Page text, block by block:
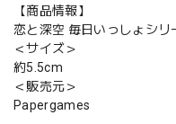
【商品情報】
恋と深空 毎日いっしょシリ
＜サイズ＞
約5.5cm
＜販売元＞
Papergames